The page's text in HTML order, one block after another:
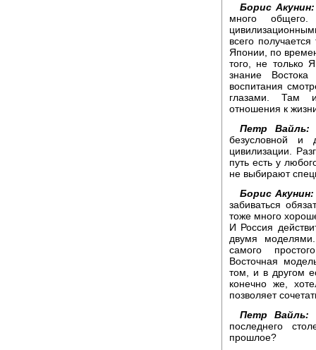
Борис Акунин:
много
всего
Японии, по
того, не только
знание Востока
воспитания
глазами. Там
отношения к
Петр Вайль:
безусловной и
цивилизации.
путь есть у
не выбирают
Борис Акунин:
забиваться
тоже много
И Россия
двумя
самого
Восточная
том, и в другом
конечно же,
позволяет
Петр Вайль:
последнего
прошлое?